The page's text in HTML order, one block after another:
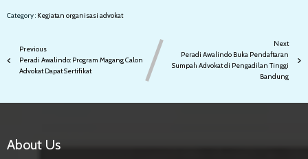
Category : Kegiatan organisasi advokat
Previous
Peradi Awalindo: Program Magang Calon
Advokat Dapat Sertifikat
Next
Peradi Awalindo Buka Pendaftaran
Sumpah Advokat di Pengadilan Tinggi
Bandung
About Us